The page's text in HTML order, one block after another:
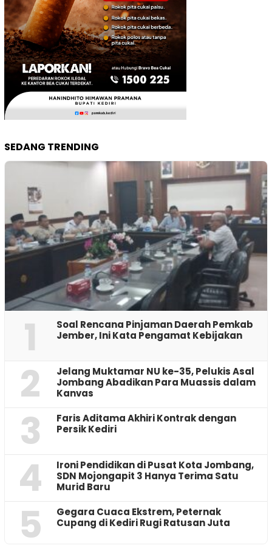
SEDANG TRENDING
1
‎Soal Rencana Pinjaman Daerah Pemkab
Jember, Ini Kata Pengamat Kebijakan ‎
2
Jelang Muktamar NU ke-35, Pelukis Asal
Jombang Abadikan Para Muassis dalam
Kanvas
3
Faris Aditama Akhiri Kontrak dengan
Persik Kediri
4
Ironi Pendidikan di Pusat Kota Jombang,
SDN Mojongapit 3 Hanya Terima Satu
Murid Baru
5
‎Gegara Cuaca Ekstrem, Peternak
Cupang di Kediri Rugi Ratusan Juta